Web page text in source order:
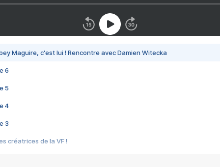
Maguire, c'est lui ! Rencontre avec Damien Witecka
6
5
4
3
créatrices de la VF !